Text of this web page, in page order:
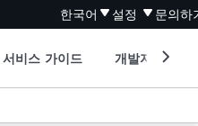
한국어 설정 문의하
서비스 가이드 개발자 도구